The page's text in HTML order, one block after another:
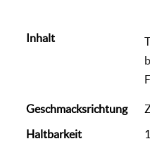
Inhalt
Geschmacksrichtung
Haltbarkeit